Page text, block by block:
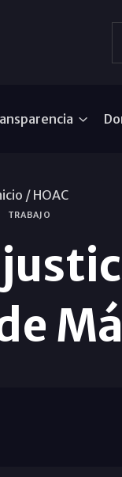
/ HOAC
TRABAJO